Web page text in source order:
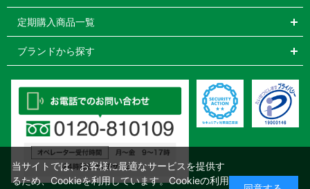
定期購入商品一覧
ブランドから探す
当サイトでは、お客様に最適なサービスを提供す
るため、Cookieを利用しています。Cookieの利用